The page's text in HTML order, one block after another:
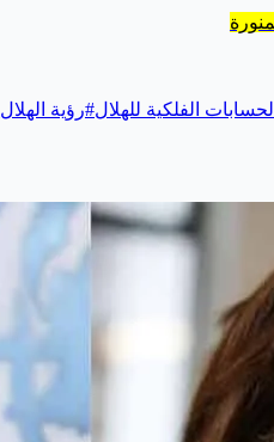
الحسابات الفلكية للهلال#رؤية الهلال 2026